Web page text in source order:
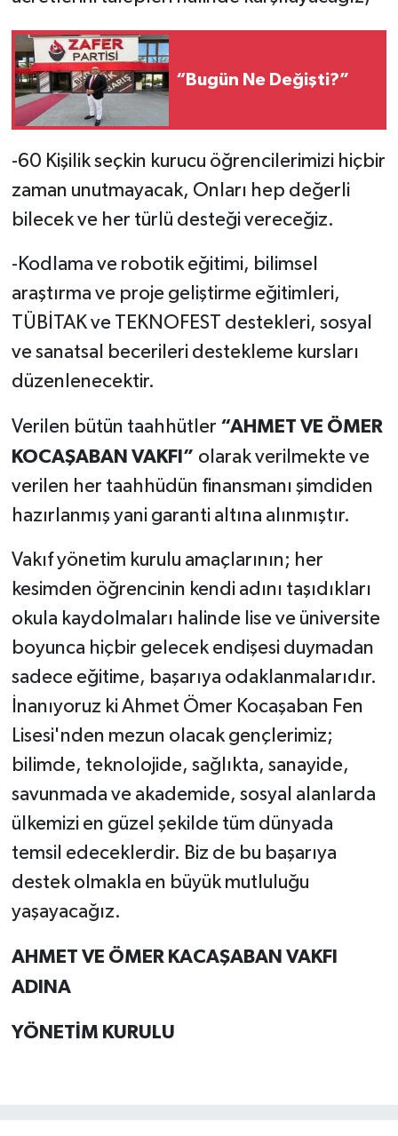
“Bugün Ne Değişti?”
-60 Kişilik seçkin kurucu öğrencilerimizi hiçbir
zaman unutmayacak, Onları hep değerli
bilecek ve her türlü desteği vereceğiz.
-Kodlama ve robotik eğitimi, bilimsel
araştırma ve proje geliştirme eğitimleri,
TÜBİTAK ve TEKNOFEST destekleri, sosyal
ve sanatsal becerileri destekleme kursları
düzenlenecektir.
Verilen bütün taahhütler “AHMET VE ÖMER
KOCAŞABAN VAKFI” olarak verilmekte ve
verilen her taahhüdün finansmanı şimdiden
hazırlanmış yani garanti altına alınmıştır.
Vakıf yönetim kurulu amaçlarının; her
kesimden öğrencinin kendi adını taşıdıkları
okula kaydolmaları halinde lise ve üniversite
boyunca hiçbir gelecek endişesi duymadan
sadece eğitime, başarıya odaklanmalarıdır.
İnanıyoruz ki Ahmet Ömer Kocaşaban Fen
Lisesi'nden mezun olacak gençlerimiz;
bilimde, teknolojide, sağlıkta, sanayide,
savunmada ve akademide, sosyal alanlarda
ülkemizi en güzel şekilde tüm dünyada
temsil edeceklerdir. Biz de bu başarıya
destek olmakla en büyük mutluluğu
yaşayacağız.
AHMET VE ÖMER KACAŞABAN VAKFI
ADINA
YÖNETİM KURULU